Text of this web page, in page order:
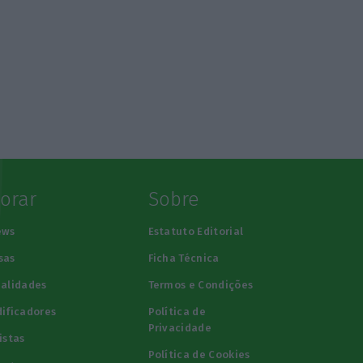
Sobre
Estatuto Editorial
Ficha Técnica
Termos e Condições
Política de
Privacidade
Política de Cookies